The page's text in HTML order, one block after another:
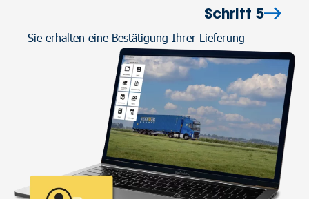
Schritt 5
Sie erhalten eine Bestätigung Ihrer Lieferung